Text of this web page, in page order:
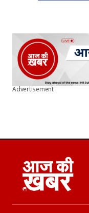
Advertisement